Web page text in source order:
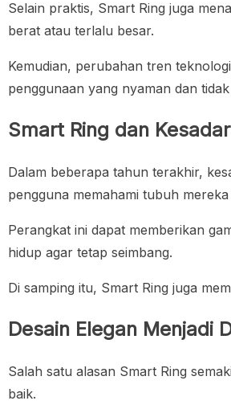
Selain praktis, Smart Ring juga
berat atau terlalu besar.
Kemudian, perubahan tren
penggunaan yang nyaman dan
Smart Ring dan
Dalam beberapa tahun terakhir,
pengguna memahami tubuh
Perangkat ini dapat memberikan
hidup agar tetap seimbang.
Di samping itu, Smart Ring juga
Desain Elegan Menjadi
Salah satu alasan Smart Ring
baik.